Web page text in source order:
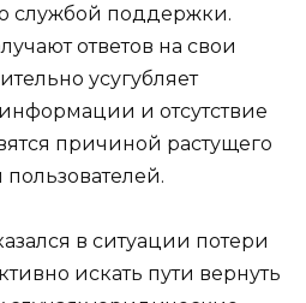
службой поддержки.
ответов на свои
усугубляет
и отсутствие
причиной растущего
в ситуации потери
искать пути вернуть